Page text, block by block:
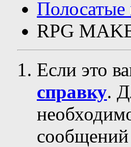
Полосатые
RPG
Если это
справку.
сообщений